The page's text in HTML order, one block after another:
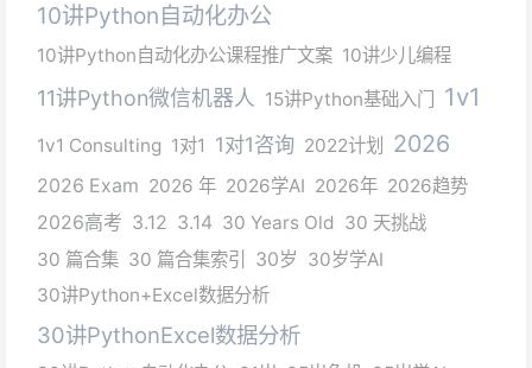
10讲Python自动化办公
10讲Python自动化办公课程推广文案 10讲少儿编程
11讲Python微信机器人 15讲Python基础入门 1v1
1v1 Consulting 1对1 1对1咨询 2022计划 2026
2026 Exam 2026 年 2026学AI 2026年 2026趋势
2026高考 3.12 3.14 30 Years Old 30 天挑战
30 篇合集 30 篇合集索引 30岁 30岁学AI
30讲Python+Excel数据分析
30讲PythonExcel数据分析